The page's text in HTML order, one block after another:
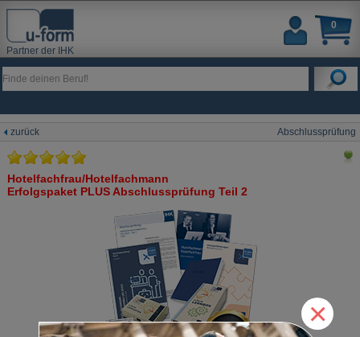
Partner der IHK
0
zurück Abschlussprüfung
Hotelfachfrau/Hotelfachmann
Erfolgspaket PLUS Abschlussprüfung Teil 2
×